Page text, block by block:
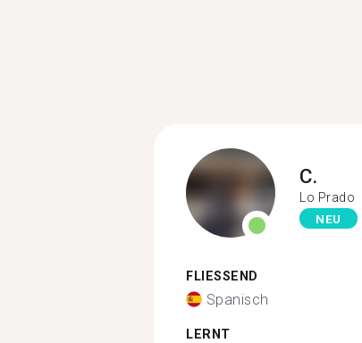
C.
Lo Prado
NEU
FLIESSEND
Spanisch
LERNT